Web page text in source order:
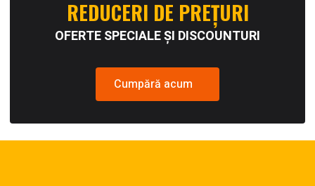
REDUCERI DE PREȚURI
OFERTE SPECIALE ȘI DISCOUNTURI
Cumpără acum